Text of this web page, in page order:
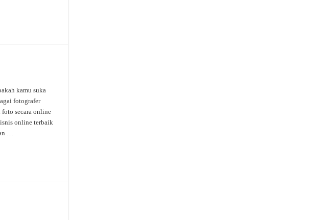
kamu suka
fotografer
secara online
online terbaik
…